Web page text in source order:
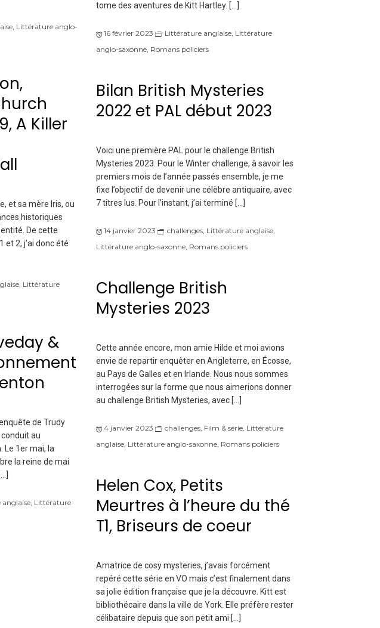
, Littérature anglo-
tome des aventures de Kitt Hartley. […]
16 février 2023 Littérature anglaise, Littérature
anglo-saxonne, Romans policiers
A Killer
et sa mère Iris, ou
historiques
De cette
et 2, j’ai donc été
, Littérature
Bilan British Mysteries
2022 et PAL début 2023
Voici une première PAL pour le challenge British
Mysteries 2023. Pour le Winter challenge, à savoir les
premiers mois de l’année passés ensemble, je me
fixe l’objectif de devenir une célèbre antiquaire, avec
7 titres lus. Pour l’instant, j’ai terminé […]
14 janvier 2023 challenges, Littérature anglaise,
Littérature anglo-saxonne, Romans policiers
Challenge British
Mysteries 2023
Cette année encore, mon amie Hilde et moi avions
envie de repartir enquêter en Angleterre, en Écosse,
au Pays de Galles et en Irlande. Nous nous sommes
interrogées sur la forme que nous aimerions donner
au challenge British Mysteries, avec […]
4 janvier 2023 challenges, Film & série, Littérature
anglaise, Littérature anglo-saxonne, Romans policiers
&
de Trudy
au
Le 1er mai, la
la reine de mai
, Littérature
Helen Cox, Petits
Meurtres à l’heure du thé
T1, Briseurs de coeur
Amatrice de cosy mysteries, j’avais forcément
repéré cette série en VO mais c’est finalement dans
sa jolie édition française que je la découvre. Kitt est
bibliothécaire dans la ville de York. Elle préfère rester
célibataire depuis que son petit ami […]